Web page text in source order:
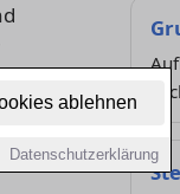
ablehnen
Datenschutzerklärung